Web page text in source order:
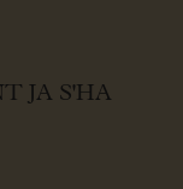
JA S'HA